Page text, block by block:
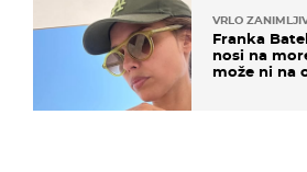
VRLO
Franka
nosi na
može ni na